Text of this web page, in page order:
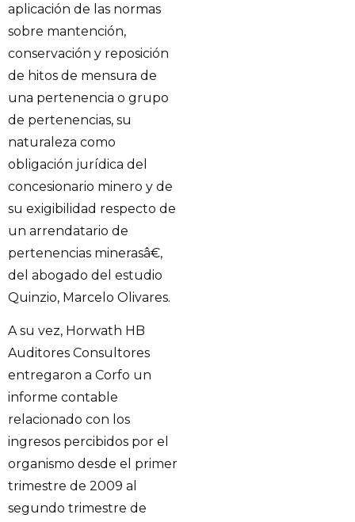
aplicación de las normas
sobre mantención,
conservación y reposición
de hitos de mensura de
una pertenencia o grupo
de pertenencias, su
naturaleza como
obligación jurídica del
concesionario minero y de
su exigibilidad respecto de
un arrendatario de
pertenencias minerasâ€,
del abogado del estudio
Quinzio, Marcelo Olivares.
A su vez, Horwath HB
Auditores Consultores
entregaron a Corfo un
informe contable
relacionado con los
ingresos percibidos por el
organismo desde el primer
trimestre de 2009 al
segundo trimestre de